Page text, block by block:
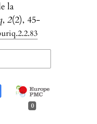
la
,2(2), 45-
0